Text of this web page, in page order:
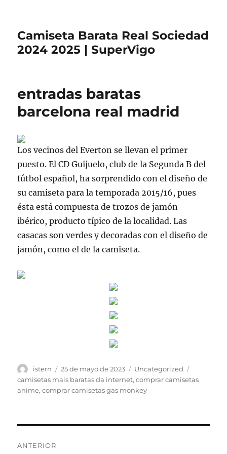
Camiseta Barata Real Sociedad
2024 2025 | SuperVigo
entradas baratas
barcelona real madrid
Los vecinos del Everton se llevan el primer
puesto. El CD Guijuelo, club de la Segunda B del
fútbol español, ha sorprendido con el diseño de
su camiseta para la temporada 2015/16, pues
ésta está compuesta de trozos de jamón
ibérico, producto típico de la localidad. Las
casacas son verdes y decoradas con el diseño de
jamón, como el de la camiseta.
Autor
istern
Publicado
el
25 de mayo de 2023 Categorías
Uncategorized
camisetas mais baratas da internet,comprar camisetas
anime,comprar camisetas gas monkey
ANTERIOR